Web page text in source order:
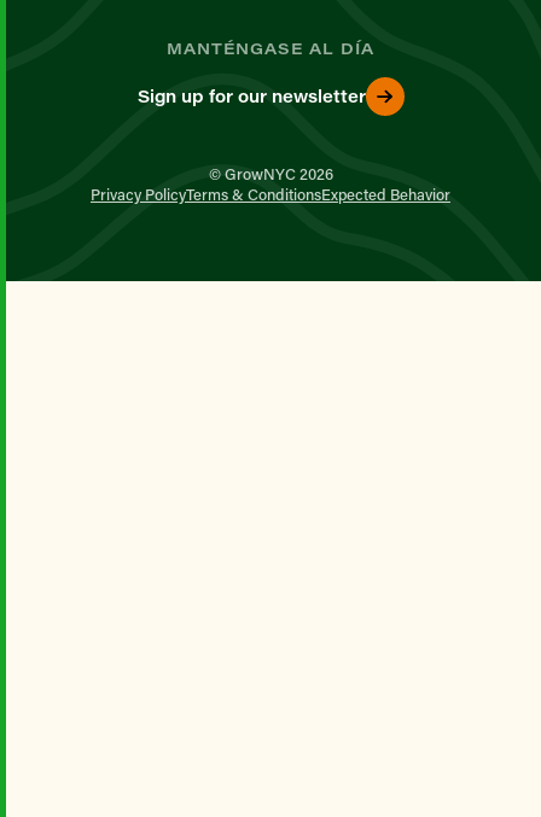
MANTÉNGASE AL DÍA
Sign up for our newsletter
© GrowNYC 2026
Privacy PolicyTerms & ConditionsExpected Behavior